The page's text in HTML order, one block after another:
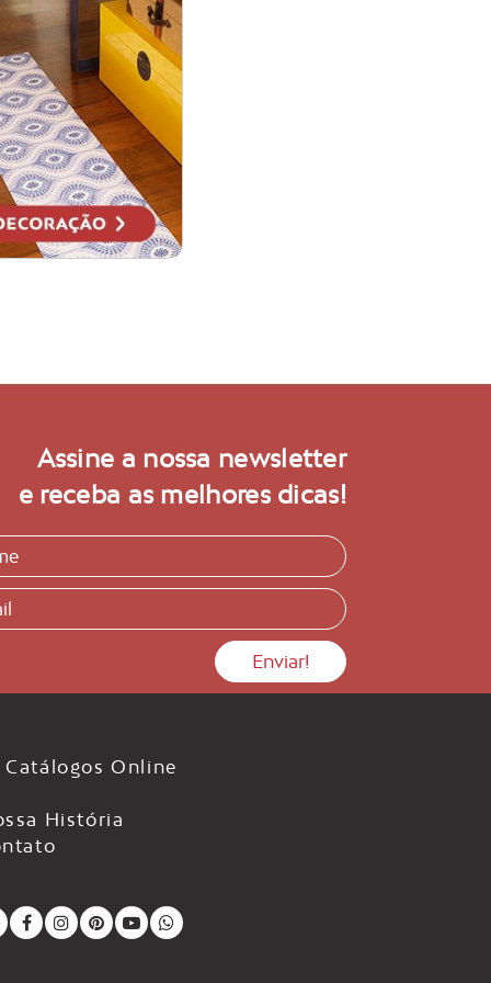
Assine a nossa newsletter
e receba as melhores dicas!
Catálogos Online
História